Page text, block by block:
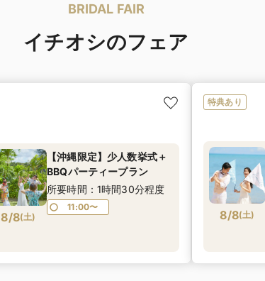
BRIDAL FAIR
イチオシのフェア
8/8(土)
【沖縄限定】少人数挙式＋
BBQパーティープラン
所要時間：1時間30分程度
11:00〜
特典あり
8/8(土)